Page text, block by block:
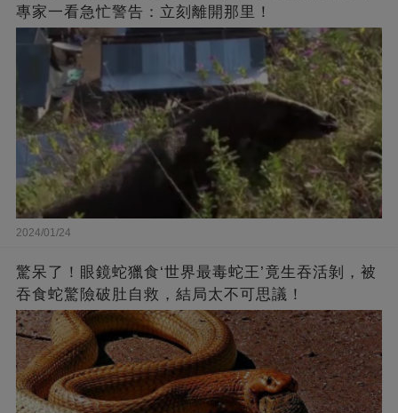
專家一看急忙警告：立刻離開那里！
2024/01/24
驚呆了！眼鏡蛇獵食‘世界最毒蛇王’竟生吞活剝，被
吞食蛇驚險破肚自救，結局太不可思議！